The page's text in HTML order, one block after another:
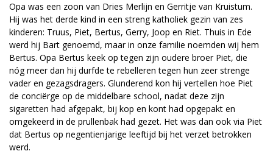
Opa was een zoon van Dries Merlijn en Gerritje van Kruistum.
Hij was het derde kind in een streng katholiek gezin van zes
kinderen: Truus, Piet, Bertus, Gerry, Joop en Riet. Thuis in Ede
werd hij Bart genoemd, maar in onze familie noemden wij hem
Bertus. Opa Bertus keek op tegen zijn oudere broer Piet, die
nóg meer dan hij durfde te rebelleren tegen hun zeer strenge
vader en gezagsdragers. Glunderend kon hij vertellen hoe Piet
de conciërge op de middelbare school, nadat deze zijn
sigaretten had afgepakt, bij kop en kont had opgepakt en
omgekeerd in de prullenbak had gezet. Het was dan ook via Piet
dat Bertus op negentienjarige leeftijd bij het verzet betrokken
werd.